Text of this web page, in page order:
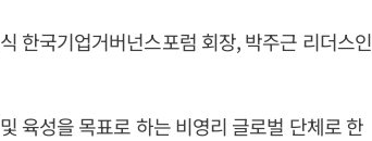
한국기업거버넌스포럼 회장, 박주근 리더스인
육성을 목표로 하는 비영리 글로벌 단체로 한